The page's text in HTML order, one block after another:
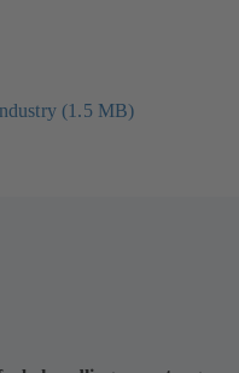
(1.5 MB)